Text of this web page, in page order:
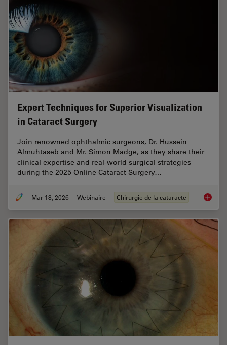
Expert Techniques for Superior Visualization
in Cataract Surgery
Join renowned ophthalmic surgeons, Dr. Hussein
Almuhtaseb and Mr. Simon Madge, as they share their
clinical expertise and real-world surgical strategies
during the 2025 Online Cataract Surgery…
Mar 18, 2026 Webinaire Chirurgie de la cataracte Expert